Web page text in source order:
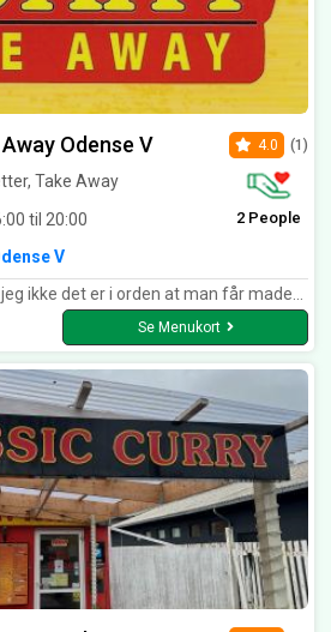
Odense V
Take Away
til 20:00
4.0 (1)
2 People
V
i poser a 12.-kr stykket uden at blive orienteret om dette. Vi havde selv pose med men det blev ignoreret.
Se Menukort